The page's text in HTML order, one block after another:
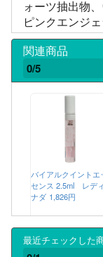
ォーツ抽出物
ピンクエンジ
関連商品
0/5
バイアルクイントエ
センス 2.5ml レディ
ナダ 1,826円
最近チェックした